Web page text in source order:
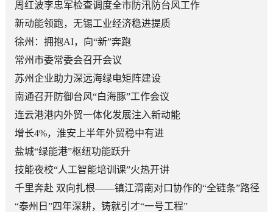
周红波李忠军检查调度全市防汛防台风工作
新动能领跑，无锡工业经济稳进提质
徐州：拥抱AI，向“新”奔跑
常州市委常委会召开会议
苏州企业助力深远海绿电矩阵建设
南通召开防御台风“白海豚”工作会议
连云港港内外贸一体化发展注入新动能
增长4%，淮安上半年外贸稳中有进
盐城“绿能港”枢纽功能跃升
技能夜校“人工智能培训课”火热开讲
千里奔赴 双向扎根——镇江渭南对口协作的“全链条”路径
“泰州日”四年深耕，铸就引才“一号工程”